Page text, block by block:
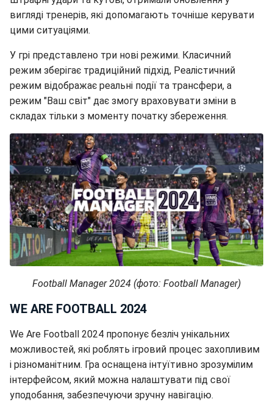
вигляді тренерів, які допомагають точніше керувати
цими ситуаціями.
У грі представлено три нові режими. Класичний
режим зберігає традиційний підхід, Реалістичний
режим відображає реальні події та трансфери, а
режим "Ваш світ" дає змогу враховувати зміни в
складах тільки з моменту початку збереження.
Football Manager 2024 (фото: Football Manager)
WE ARE FOOTBALL 2024
We Are Football 2024 пропонує безліч унікальних
можливостей, які роблять ігровий процес захопливим
і різноманітним. Гра оснащена інтуїтивно зрозумілим
інтерфейсом, який можна налаштувати під свої
уподобання, забезпечуючи зручну навігацію.